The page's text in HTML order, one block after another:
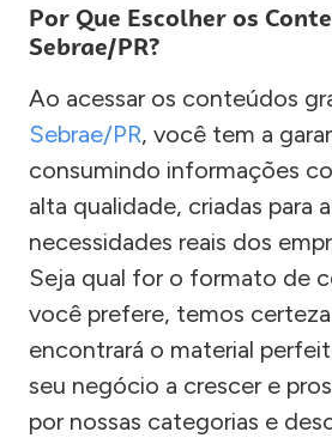
Por Que Escolher os
Sebrae/PR?
Ao acessar os conteúdos
Sebrae/PR, você tem a
consumindo informações
alta qualidade, criadas para
necessidades reais dos
Seja qual for o formato de
você prefere, temos
encontrará o material
seu negócio a crescer e
por nossas categorias e